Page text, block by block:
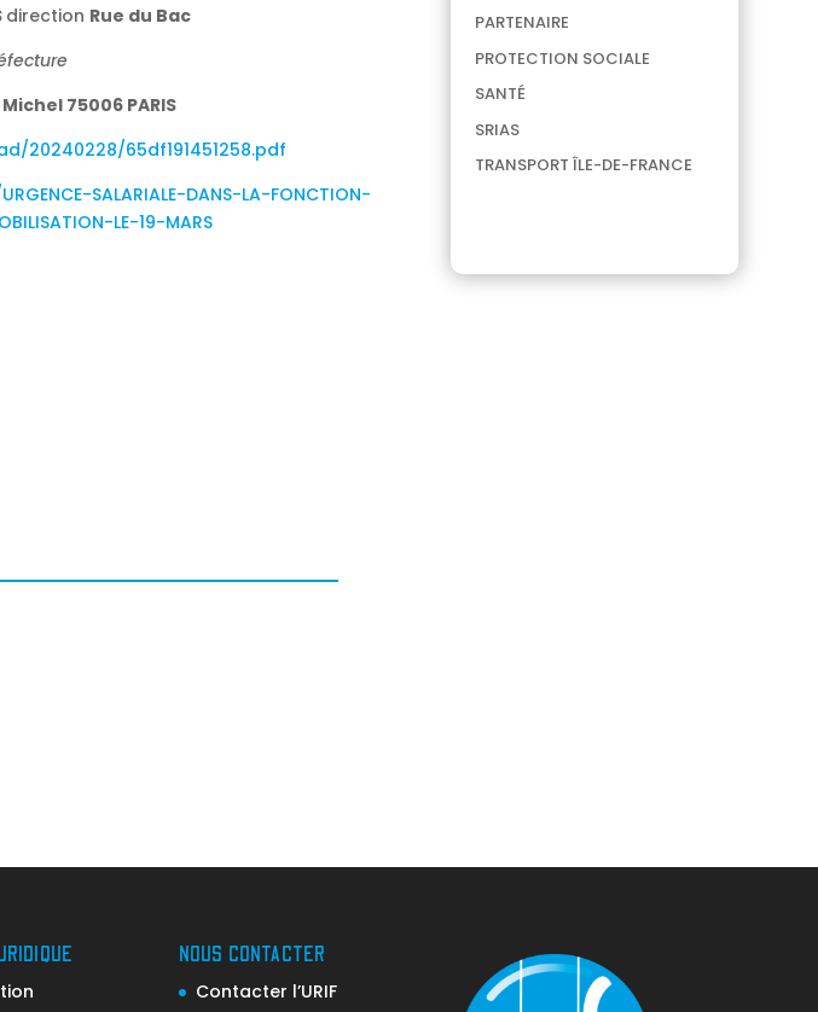
direction Rue du Bac
75006 PARIS
20240228/65df191451258.pdf
SALARIALE-DANS-LA-FONCTION-
LE-19-MARS
PARTENAIRE
PROTECTION SOCIALE
SANTÉ
SRIAS
TRANSPORT ÎLE-DE-FRANCE
NOUS CONTACTER
Contacter l’URIF